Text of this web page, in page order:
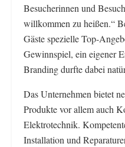
Besucherinnen und
willkommen zu heißen.“
Gäste spezielle Top-
Gewinnspiel, ein eigener
Branding durfte dabei
Das Unternehmen bietet
Produkte vor allem auch
Elektrotechnik.
Installation und